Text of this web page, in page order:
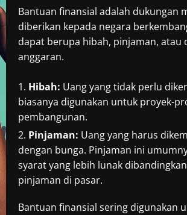
Bantuan finansial adalah dukungan
diberikan kepada negara
dapat berupa hibah, pinjaman, atau
anggaran.
Hibah: Uang yang tidak perlu
biasanya digunakan untuk proyek-
pembangunan.
Pinjaman: Uang yang harus
dengan bunga. Pinjaman ini
syarat yang lebih lunak
pinjaman di pasar.
Bantuan finansial sering digunakan